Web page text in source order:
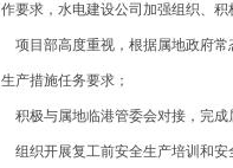
作要求，水电建设公司加强组织、
项目部高度重视，根据属地政府常
生产措施任务要求；
积极与属地临港管委会对接，完成
组织开展复工前安全生产培训和安